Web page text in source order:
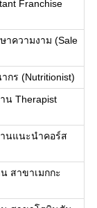
Franchise
าความงาม (Sale
กร (Nutritionist)
น Therapist
นแนะนำคอร์ส
สาขาเมกกะ